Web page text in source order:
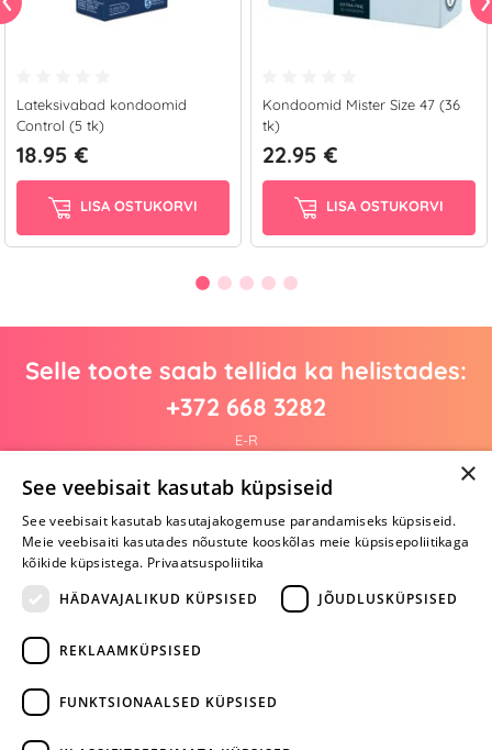
Lateksivabad kondoomid
Control (5 tk)
18.95 €
LISA OSTUKORVI
Kondoomid Mister Size 47 (36
tk)
22.95 €
LISA OSTUKORVI
Selle toote saab tellida ka helistades:
+372 668 3282
E-R
Arvustusi veel pole
Ole esimene!
Kirjuta arvustus ja SAA KINGITUS!
×
See veebisait kasutab küpsiseid
See veebisait kasutab kasutajakogemuse parandamiseks küpsiseid.
Meie veebisaiti kasutades nõustute kooskõlas meie küpsisepoliitikaga
kõikide küpsistega. Privaatsuspoliitika
HÄDAVAJALIKUD KÜPSISED
JÕUDLUSKÜPSISED
REKLAAMKÜPSISED
FUNKTSIONAALSED KÜPSISED